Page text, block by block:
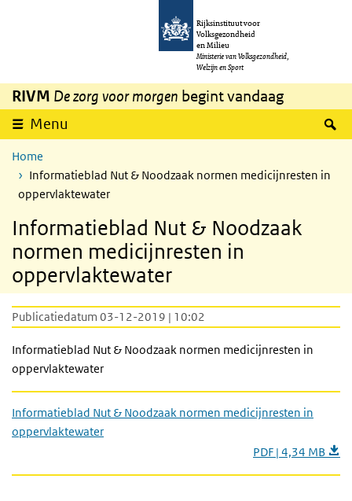
Overslaan en naar de inhoud gaan
Rijksinstituut voor
Volksgezondheid
en Milieu
Ministerie van Volksgezondheid,
Welzijn en Sport
RIVM De zorg voor morgen begint vandaag
Menu
Home
Informatieblad Nut & Noodzaak normen medicijnresten in
oppervlaktewater
Informatieblad Nut & Noodzaak
normen medicijnresten in
oppervlaktewater
Publicatiedatum 03-12-2019 | 10:02
Informatieblad Nut & Noodzaak normen medicijnresten in
oppervlaktewater
Informatieblad Nut & Noodzaak normen medicijnresten in
oppervlaktewater
PDF | 4,34 MB